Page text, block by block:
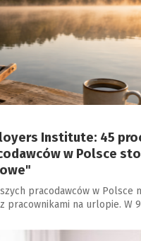
Institute: 45
w Polsce
pracodawców w Polsce
pracownikami na urlopie. W